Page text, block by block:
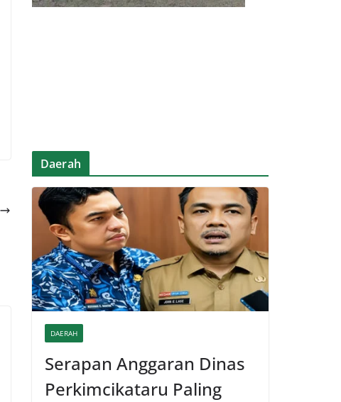
Daerah
DAERAH
Serapan Anggaran Dinas
Perkimcikataru Paling